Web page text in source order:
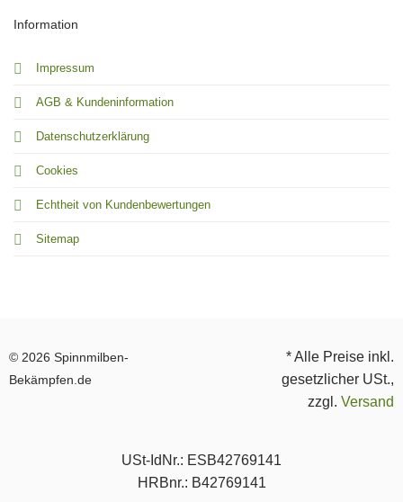
Information
Impressum
AGB & Kundeninformation
Datenschutzerklärung
Cookies
Echtheit von Kundenbewertungen
Sitemap
© 2026 Spinnmilben-
Bekämpfen.de
USt-IdNr.: ESB42769141
HRBnr.: B42769141
* Alle Preise inkl.
gesetzlicher USt.,
zzgl.Versand